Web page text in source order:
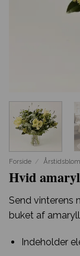
Forside /
Hvid
Send vinterens
buket af
Indeholder